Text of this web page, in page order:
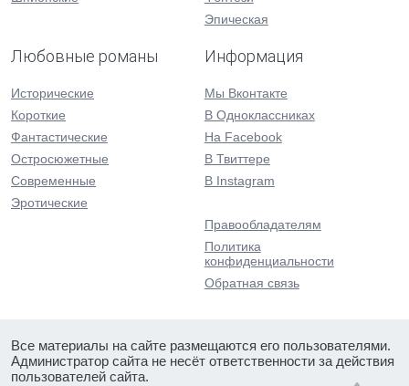
Эпическая
Любовные романы
Исторические
Короткие
Фантастические
Остросюжетные
Современные
Эротические
Информация
Мы Вконтакте
В Одноклассниках
На Facebook
В Твиттере
В Instagram
Правообладателям
Политика
конфиденциальности
Обратная связь
Все материалы на сайте размещаются его пользователями.
Администратор сайта не несёт ответственности за действия
пользователей сайта.